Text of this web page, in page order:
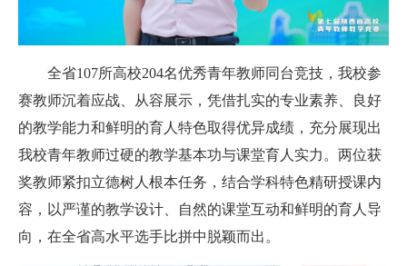
全省107所高校204名优秀青年教师同台竞技，我校参
赛教师沉着应战、从容展示，凭借扎实的专业素养、良好
的教学能力和鲜明的育人特色取得优异成绩，充分展现出
我校青年教师过硬的教学基本功与课堂育人实力。两位获
奖教师紧扣立德树人根本任务，结合学科特色精研授课内
容，以严谨的教学设计、自然的课堂互动和鲜明的育人导
向，在全省高水平选手比拼中脱颖而出。